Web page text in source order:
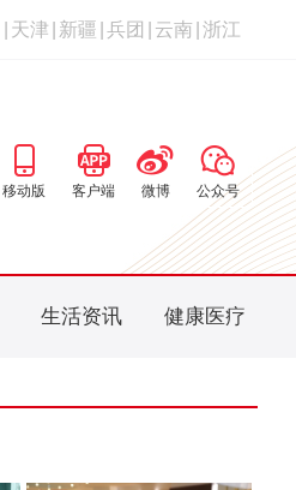
天津 新疆 兵团 云南 浙江
移动版 客户端 微博 公众号
生活资讯 健康医疗